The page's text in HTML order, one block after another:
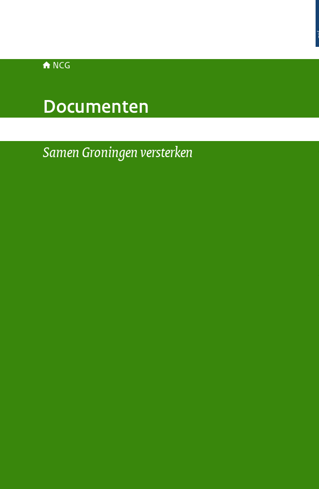
NCG
Documenten
Samen Groningen versterken